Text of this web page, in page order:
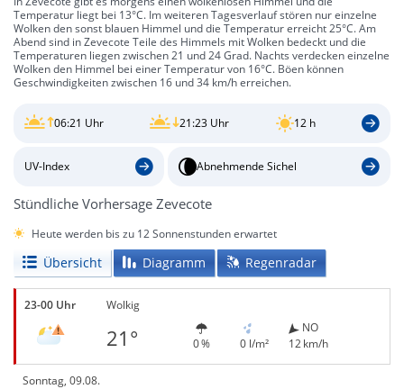
Temperatur liegt bei 13°C. Im weiteren Tagesverlauf stören nur einzelne
Wolken den sonst blauen Himmel und die Temperatur erreicht 25°C. Am
Abend sind in Zevecote Teile des Himmels mit Wolken bedeckt und die
Temperaturen liegen zwischen 21 und 24 Grad. Nachts verdecken einzelne
Wolken den Himmel bei einer Temperatur von 16°C. Böen können
Geschwindigkeiten zwischen 16 und 34 km/h erreichen.
06:21 Uhr 21:23 Uhr 12 h
UV-Index Abnehmende Sichel
Stündliche Vorhersage Zevecote
Heute werden bis zu 12 Sonnenstunden erwartet
Übersicht Diagramm Regenradar
23-00 Uhr Wolkig
21° 0 % 0 l/m²
NO
12 km/h
Sonntag, 09.08.